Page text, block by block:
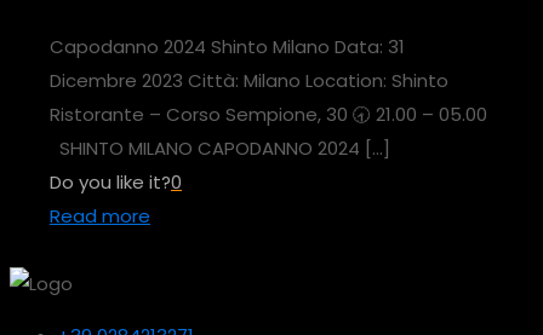
Capodanno 2024 Shinto Milano Data: 31
Dicembre 2023 Città: Milano Location: Shinto
Ristorante – Corso Sempione, 30 🕣 21.00 – 05.00
SHINTO MILANO CAPODANNO 2024 […]
Do you like it?0
Read more